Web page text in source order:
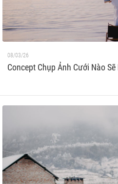
08/03/26
Concept Chụp Ảnh Cưới Nào